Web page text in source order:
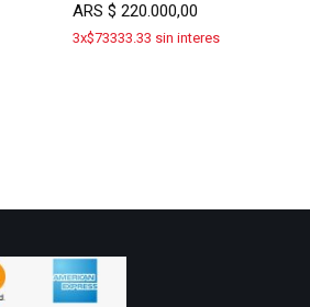
ARS$ 220.000,00
3x$73333.33 sin interes